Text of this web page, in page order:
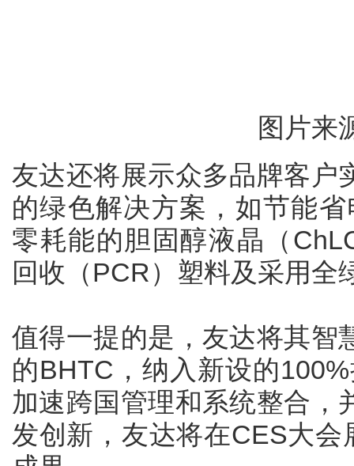
图片来
友达还将展示众多品牌客户
的绿色解决方案，如节能
零耗能的胆固醇液晶（
回收（PCR）塑料及采用全
值得一提的是，友达将其智
的BHTC，纳入新设的
加速跨国管理和系统整合，
发创新，友达将在CES大